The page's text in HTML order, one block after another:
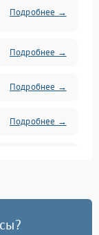
Подробнее →
Подробнее →
Подробнее →
Подробнее →